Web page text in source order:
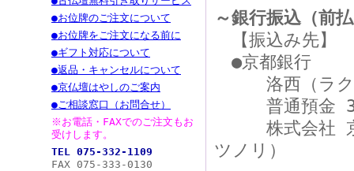
●お位牌のご注文について
●お位牌をご注文になる前に
●ギフト対応について
●返品・キャンセルについて
●京仏壇はやしのご案内
●ご相談窓口（お問合せ）
※お電話・FAXでのご注文もお
受けします。
TEL 075-332-1109
FAX 075-333-0130
～銀行振込（前
【振込み先】
●京都銀行
洛西（ラク
普通預金
株式会社 京
ツノリ）